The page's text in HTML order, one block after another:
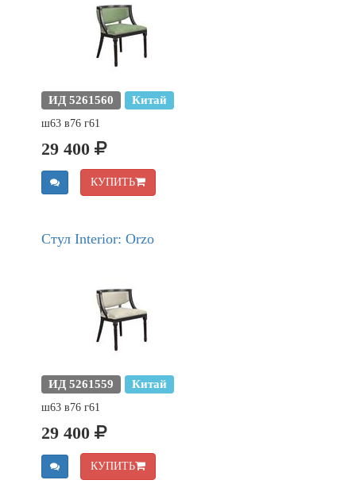
ИД 5261560 Китай
ш63 в76 г61
29 400
КУПИТЬ
Стул Interior: Orzo
ИД 5261559 Китай
ш63 в76 г61
29 400
КУПИТЬ